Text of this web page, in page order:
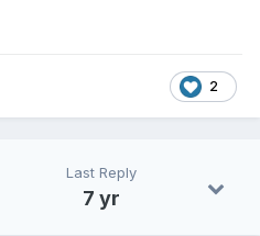
2
Last Reply
7 yr